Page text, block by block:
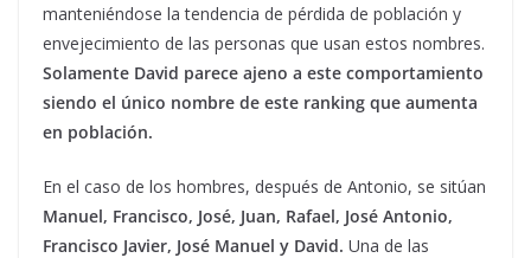
manteniéndose la tendencia de pérdida de población y
envejecimiento de las personas que usan estos nombres.
Solamente David parece ajeno a este comportamiento
siendo el único nombre de este ranking que aumenta
en población.
En el caso de los hombres, después de Antonio, se sitúan
Manuel, Francisco, José, Juan, Rafael, José Antonio,
Francisco Javier, José Manuel y David. Una de las